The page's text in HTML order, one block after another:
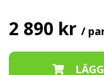
2 890 kr /